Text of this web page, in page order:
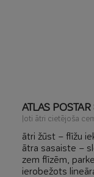
ATLAS
ļoti ātri cietējoša
ātri žūst – flīžu
ātra sasaiste –
zem flīzēm,
ierobežots